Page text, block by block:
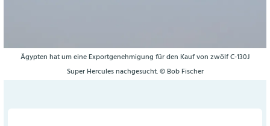
Ägypten hat um eine Exportgenehmigung für den Kauf von zwölf C-130J
Super Hercules nachgesucht. © Bob Fischer